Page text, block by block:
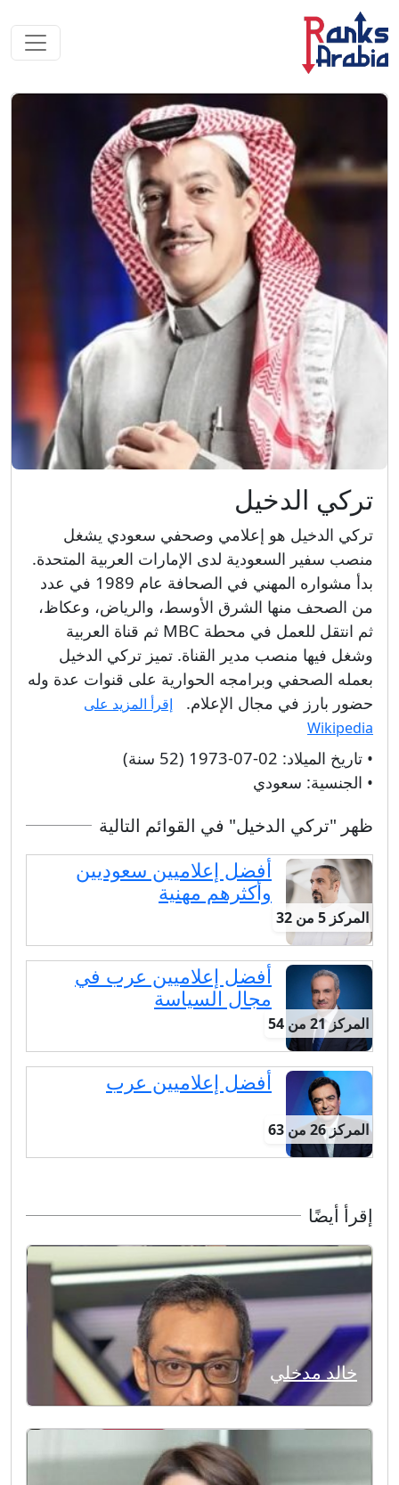
تركي الدخيل
تركي الدخيل هو إعلامي وصحفي سعودي يشغل
منصب سفير السعودية لدى الإمارات العربية المتحدة.
بدأ مشواره المهني في الصحافة عام 1989 في عدد
من الصحف منها الشرق الأوسط، والرياض، وعكاظ،
ثم انتقل للعمل في محطة MBC ثم قناة العربية
وشغل فيها منصب مدير القناة. تميز تركي الدخيل
بعمله الصحفي وبرامجه الحوارية على قنوات عدة وله
حضور بارز في مجال الإعلام.
إقرأ المزيد على
Wikipedia
• تاريخ الميلاد: 02-07-1973 (52 سنة)
• الجنسية: سعودي
ظهر "تركي الدخيل" في القوائم التالية
المركز 5 من 32
أفضل إعلاميين سعوديين
وأكثرهم مهنية
المركز 21 من 54
أفضل إعلاميين عرب في
مجال السياسة
المركز 26 من 63
أفضل إعلاميين عرب
إقرأ أيضًا
خالد مدخلي